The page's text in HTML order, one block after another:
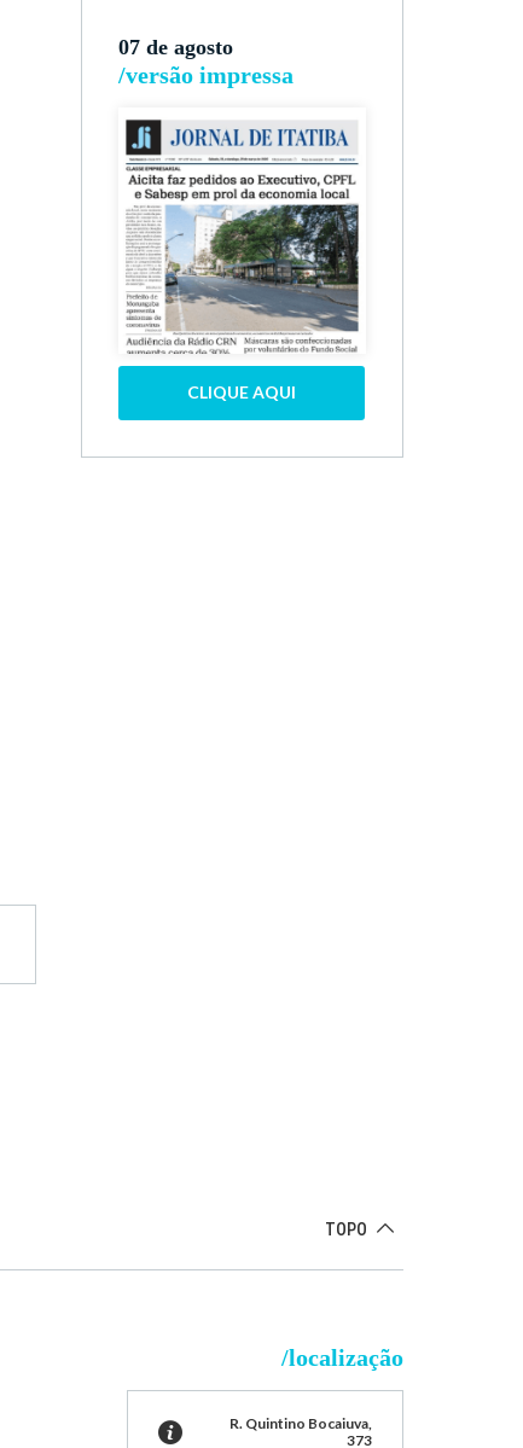
07 de agosto
/versão impressa
CLIQUE AQUI
TOPO
/localização
R. Quintino Bocaiuva,
373